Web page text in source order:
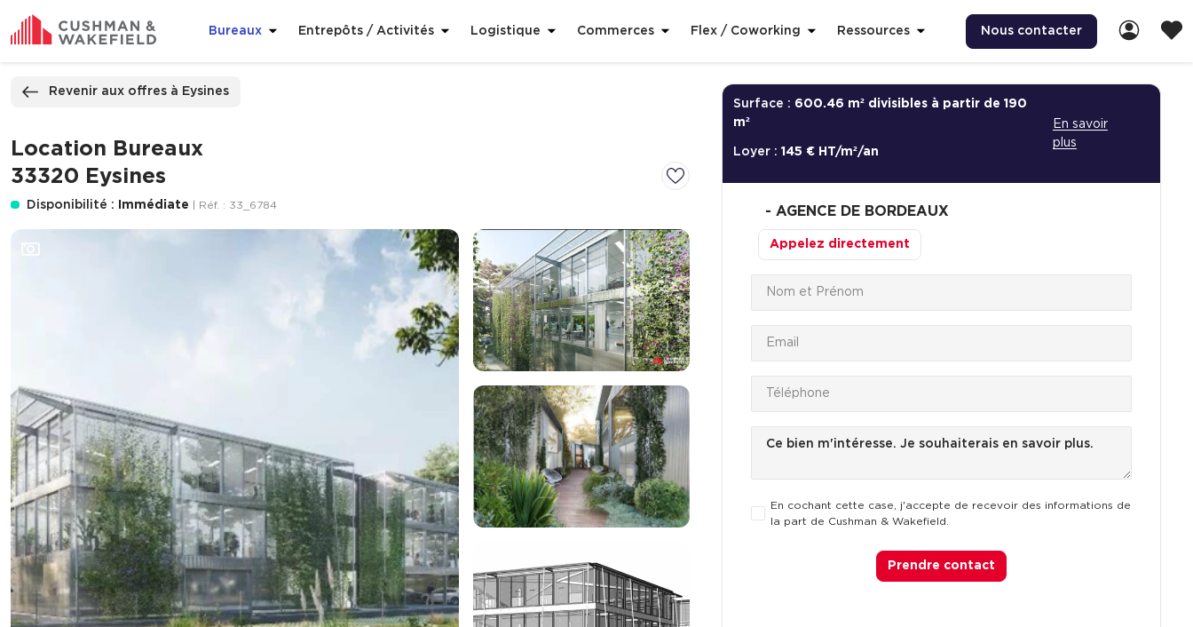
Bureaux Entrepôts / Activités Logistique Commerces Flex / Coworking Ressources Nous contacter
Revenir aux offres à Eysines
Location Bureaux
33320 Eysines
Disponibilité : Immédiate | Réf. : 33_6784
Surface : 600.46 m² divisibles à partir de 190
m²
Loyer : 145 € HT/m²/an
En savoir
plus
- AGENCE DE BORDEAUX
Appelez directement
En cochant cette case, j'accepte de recevoir des informations de
la part de Cushman & Wakefield.
Prendre contact